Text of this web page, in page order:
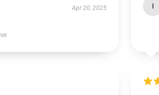
Apr 20, 2025 I